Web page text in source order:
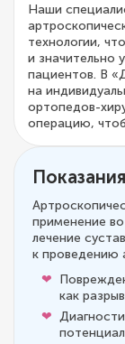
Наши
технологии,
и значительно
пациентов. В
на
ортопедов-
операцию,
применение во
лечение
к проведению
как